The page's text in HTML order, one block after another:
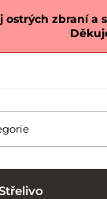
ostrých zbraní a